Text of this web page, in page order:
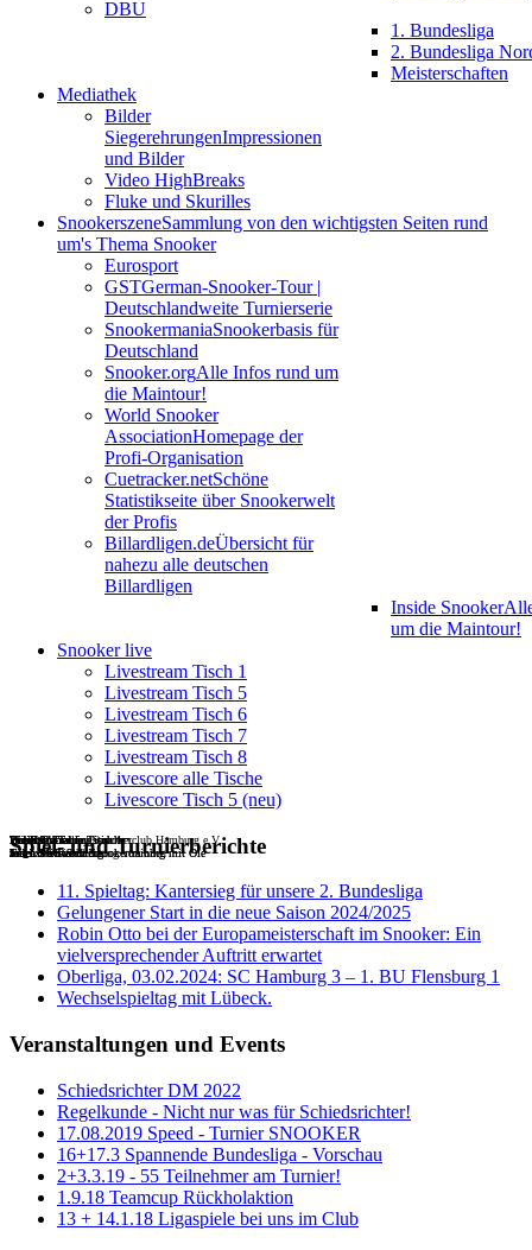
DBU
1. Bundesliga
2. Bundesliga
Meisterschaften
Mediathek
Bilder
SiegerehrungenImpressionen
und Bilder
Video HighBreaks
Fluke und Skurilles
SnookerszeneSammlung von den wichtigsten Seiten rund
um's Thema Snooker
Eurosport
GSTGerman-Snooker-Tour |
Deutschlandweite Turnierserie
SnookermaniaSnookerbasis für
Deutschland
Snooker.orgAlle Infos rund um
die Maintour!
World Snooker
AssociationHomepage der
Profi-Organisation
Cuetracker.netSchöne
Statistikseite über Snookerwelt
der Profis
Billardligen.deÜbersicht für
nahezu alle deutschen
Billardligen
Inside Snooker
um die Maintour!
Snooker live
Livestream Tisch 1
Livestream Tisch 5
Livestream Tisch 6
Livestream Tisch 7
Livestream Tisch 8
Livescore alle Tische
Livescore Tisch 5 (neu)
Willkommen im Snookerclub Hamburg e.V.
Die Batterie
Tisch 9 bis 5
Tisch 6
mit extra Tischheizung von oben
Die Batterie
Tisch 5 bis 9
Beliebte Trainingstische
Jeden Mittwoch Snookertraining mit Ole
Beliebte Trainingstische
Jeden Mittwoch Snookertraining mit Ole
Unser TV-Table Tisch 1
mit Live-Streaming
Unser TV-Table Tisch 1
mit Live-Streaming
The Cup Gallery
Spiel- und Turnierberichte
11. Spieltag: Kantersieg für unsere 2. Bundesliga
Gelungener Start in die neue Saison 2024/2025
Robin Otto bei der Europameisterschaft im Snooker: Ein
vielversprechender Auftritt erwartet
Oberliga, 03.02.2024: SC Hamburg 3 – 1. BU Flensburg 1
Wechselspieltag mit Lübeck.
Veranstaltungen und Events
Schiedsrichter DM 2022
Regelkunde - Nicht nur was für Schiedsrichter!
17.08.2019 Speed - Turnier SNOOKER
16+17.3 Spannende Bundesliga - Vorschau
2+3.3.19 - 55 Teilnehmer am Turnier!
1.9.18 Teamcup Rückholaktion
13 + 14.1.18 Ligaspiele bei uns im Club